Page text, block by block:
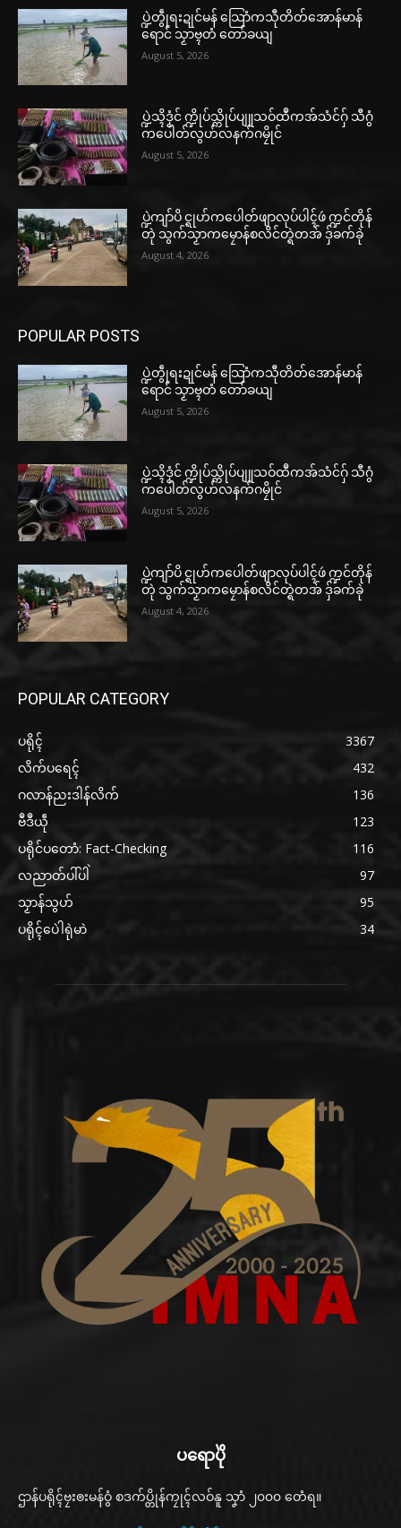
ပ္ဍဲတွဵုရးဍုင်မန် သြောံကသီုတိတ်အောန်မာန်
ရောင် သၟာဗ္ၚတံ တော်ခယျ
August 5, 2026
ပ္ဍဲသ္ၚိဒၟံင် က္ဍိုပ်သ္ကိုပ်ပျူသဝ်ထဳကအ်သံင်ဂှ် သီဂွံ
ကပေါတ်လွဟ်လနက်ဂမၠိုင်
August 5, 2026
ပ္ဍဲကျာ်ပိ င္ရုဟ်ကပေါတ်ဖျာလုပ်ပါၚ်ဖဴ က္ဍင်တိုန်
တုဲ သွက်သၟာကမၠောန်စလိင်တ္ရဲတအ် ဒှ်ခက်ခုဲ
August 4, 2026
POPULAR POSTS
ပ္ဍဲတွဵုရးဍုင်မန် သြောံကသီုတိတ်အောန်မာန်
ရောင် သၟာဗ္ၚတံ တော်ခယျ
August 5, 2026
ပ္ဍဲသ္ၚိဒၟံင် က္ဍိုပ်သ္ကိုပ်ပျူသဝ်ထဳကအ်သံင်ဂှ် သီဂွံ
ကပေါတ်လွဟ်လနက်ဂမၠိုင်
August 5, 2026
ပ္ဍဲကျာ်ပိ င္ရုဟ်ကပေါတ်ဖျာလုပ်ပါၚ်ဖဴ က္ဍင်တိုန်
တုဲ သွက်သၟာကမၠောန်စလိင်တ္ရဲတအ် ဒှ်ခက်ခုဲ
August 4, 2026
POPULAR CATEGORY
ပရိုၚ်
3367
လိက်ပရေၚ်
432
ဂလာန်ညးဒါန်လိက်
136
ဗဳဒဳယဵု
123
ပရိုင်ပတောံ: Fact-Checking
116
လညာတ်ပါ်ပါဲ
97
သၟာန်သွဟ်
95
ပရိုၚ်ပေဲါရုဲမာဲ
34
ပရောပိုဲ
ဌာန်ပရိုၚ်ဗၠးၜးမန်ဝွံ စဒက်ပ္တိုန်ကၠုၚ်လဝ်နူ သၞာံ ၂၀၀၀ တေံရ။